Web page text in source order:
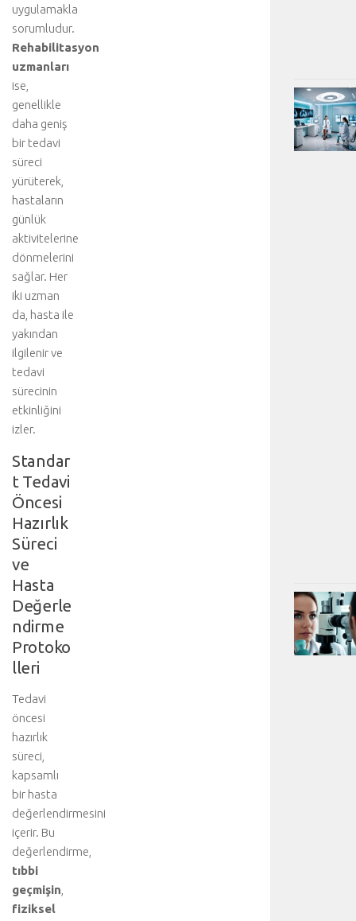
uygulamakla
sorumludur.
Rehabilitasyon
uzmanları
ise,
genellikle
daha geniş
bir tedavi
süreci
yürüterek,
hastaların
günlük
aktivitelerine
dönmelerini
sağlar. Her
iki uzman
da, hasta ile
yakından
ilgilenir ve
tedavi
sürecinin
etkinliğini
izler.
Standar
t Tedavi
Öncesi
Hazırlık
Süreci
ve
Hasta
Değerle
ndirme
Protoko
lleri
Tedavi
öncesi
hazırlık
süreci,
kapsamlı
bir hasta
değerlendirmesini
içerir. Bu
değerlendirme,
tıbbi
geçmişin
fiziksel